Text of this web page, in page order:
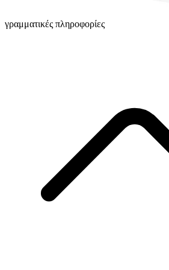
γραμματικές πληροφορίες